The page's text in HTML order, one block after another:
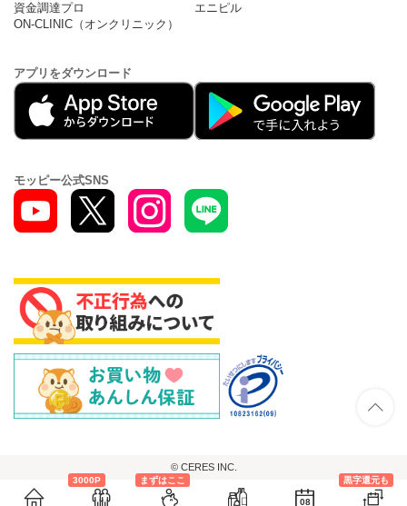
3000P まずはここ
08
黒字還元も
資金調達プロ
エニピル
ON-CLINIC（オンクリニック）
アプリをダウンロード
モッピー公式SNS
© CERES INC.